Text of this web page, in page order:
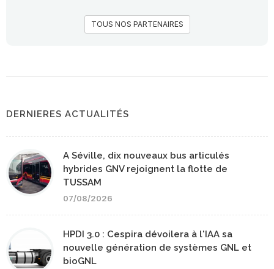
TOUS NOS PARTENAIRES
DERNIERES ACTUALITÉS
A Séville, dix nouveaux bus articulés
hybrides GNV rejoignent la flotte de
TUSSAM
07/08/2026
HPDI 3.0 : Cespira dévoilera à l'IAA sa
nouvelle génération de systèmes GNL et
bioGNL